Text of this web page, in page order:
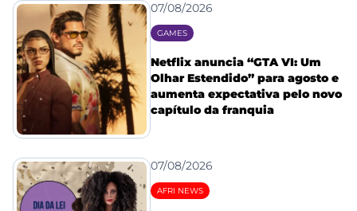
07/08/2026
GAMES
Netflix anuncia “GTA VI: Um
Olhar Estendido” para agosto e
aumenta expectativa pelo novo
capítulo da franquia
07/08/2026
AFRI NEWS